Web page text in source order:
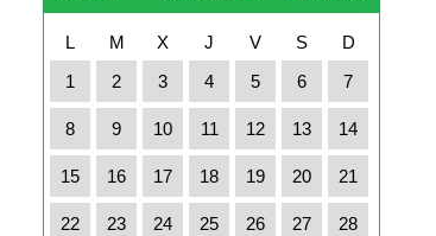
L M X J V S
D
1
2 3 4 5 6 7
8 9 10 11 12 13 14
15 16 17 18 19 20 21
22 23 24 25 26 27 28